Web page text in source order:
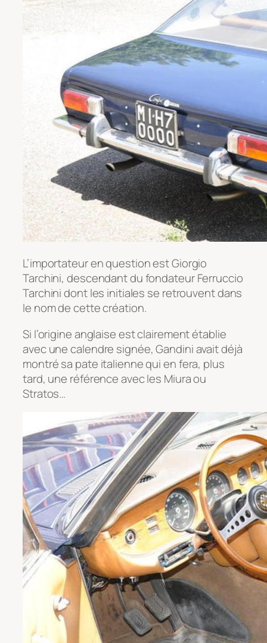
L’importateur en question est Giorgio
Tarchini, descendant du fondateur Ferruccio
Tarchini dont les initiales se retrouvent dans
le nom de cette création.
Si l’origine anglaise est clairement établie
avec une calendre signée, Gandini avait déjà
montré sa pate italienne qui en fera, plus
tard, une référence avec les Miura ou
Stratos…